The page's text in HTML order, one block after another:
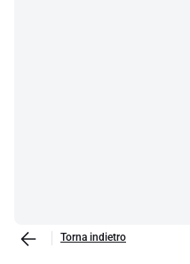
Torna indietro